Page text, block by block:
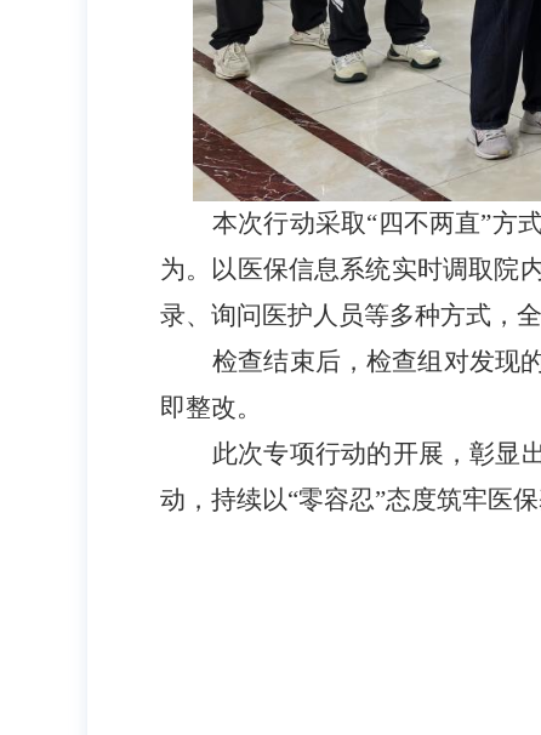
本次行动采取“四不两直”方
为。以医保信息系统实时调取院
录、询问医护人员等多种方式，
检查结束后，检查组对发现
即整改。
此次专项行动的开展，彰显
动，持续以“零容忍”态度筑牢医